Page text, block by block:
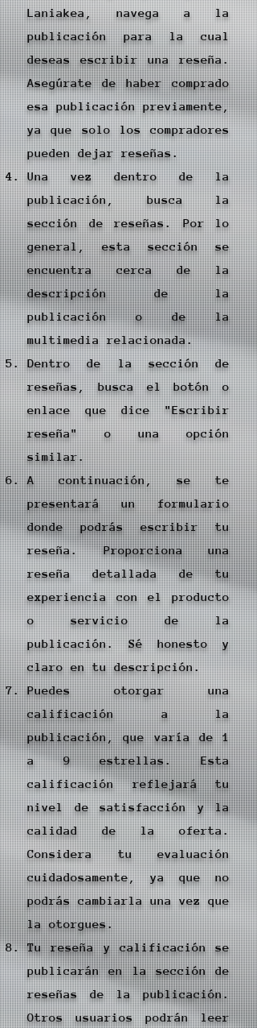
Laniakea, navega a la
publicación para la cual
deseas escribir una reseña.
Asegúrate de haber comprado
esa publicación previamente,
ya que solo los compradores
pueden dejar reseñas.
Una vez dentro de la
publicación, busca la
sección de reseñas. Por lo
general, esta sección se
encuentra cerca de la
descripción de la
publicación o de la
multimedia relacionada.
Dentro de la sección de
reseñas, busca el botón o
enlace que dice "Escribir
reseña" o una opción
similar.
A continuación, se te
presentará un formulario
donde podrás escribir tu
reseña. Proporciona una
reseña detallada de tu
experiencia con el producto
o servicio de la
publicación. Sé honesto y
claro en tu descripción.
Puedes otorgar una
calificación a la
publicación, que varía de 1
a 9 estrellas. Esta
calificación reflejará tu
nivel de satisfacción y la
calidad de la oferta.
Considera tu evaluación
cuidadosamente, ya que no
podrás cambiarla una vez que
la otorgues.
Tu reseña y calificación se
publicarán en la sección de
reseñas de la publicación.
Otros usuarios podrán leer